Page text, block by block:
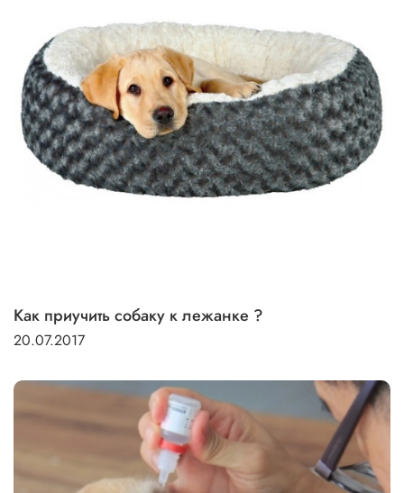
Как приучить собаку к лежанке ?
20.07.2017